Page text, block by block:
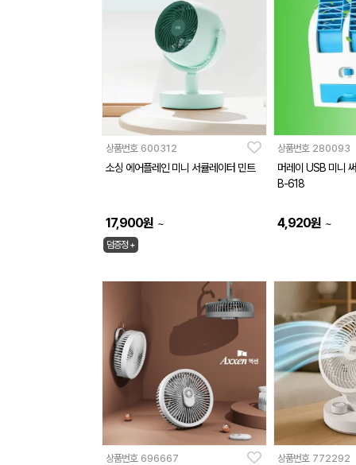
상품번호 600312
소싱 에어플레인 미니 서큘레이터 민트
17,900원 ~
덤증정 +
상품번호 280093
머레이 USB 미니
B-618
4,920원 ~
상품번호 696667 상품번호 772292